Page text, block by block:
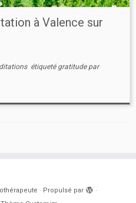
à Valence sur
étiqueté gratitude par
· Propulsé par
·